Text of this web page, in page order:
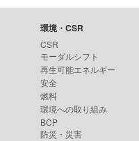
環境・CSR
CSR
モーダルシフト
再生可能エネルギー
安全
燃料
環境への取り組み
BCP
防災・災害